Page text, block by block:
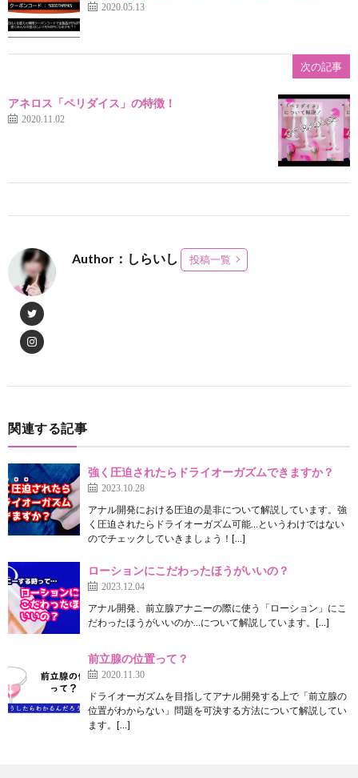
2020.05.13
次の記事
アネロス「ペリダイス」の特徴！
2020.11.02
Author：しらいし 投稿一覧
関連する記事
強く圧迫されたらドライオーガズムできますか？
2023.10.28
アナル開発における圧迫の是非について解説しています。強
く圧迫されたらドライオーガズム可能…というわけではない
のでチェックしていきましょう！[…]
ローションにこだわったほうがいいの？
2023.12.04
アナル開発、前立腺アナニーの際に使う「ローション」にこ
だわったほうがいいのか…について解説しています。[…]
前立腺の位置って？
2020.11.30
ドライオーガズムを目指してアナル開発する上で「前立腺の
位置がわからない」問題を可決する方法について解説してい
ます。[…]